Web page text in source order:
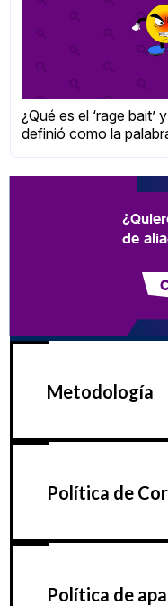
¿Qué es el ‘rage
definió como la
de
Metodología
Política de
Política de